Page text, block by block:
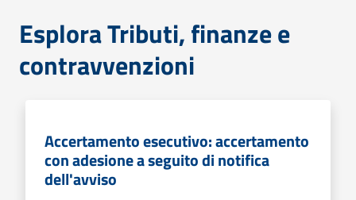
Esplora Tributi, finanze e
contravvenzioni
Accertamento esecutivo: accertamento
con adesione a seguito di notifica
dell'avviso